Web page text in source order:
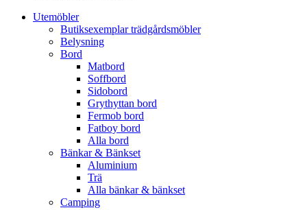
Utemöbler
Butiksexemplar trädgårdsmöbler
Belysning
Bord
Matbord
Soffbord
Sidobord
Grythyttan bord
Fermob bord
Fatboy bord
Alla bord
Bänkar & Bänkset
Aluminium
Trä
Alla bänkar & bänkset
Camping